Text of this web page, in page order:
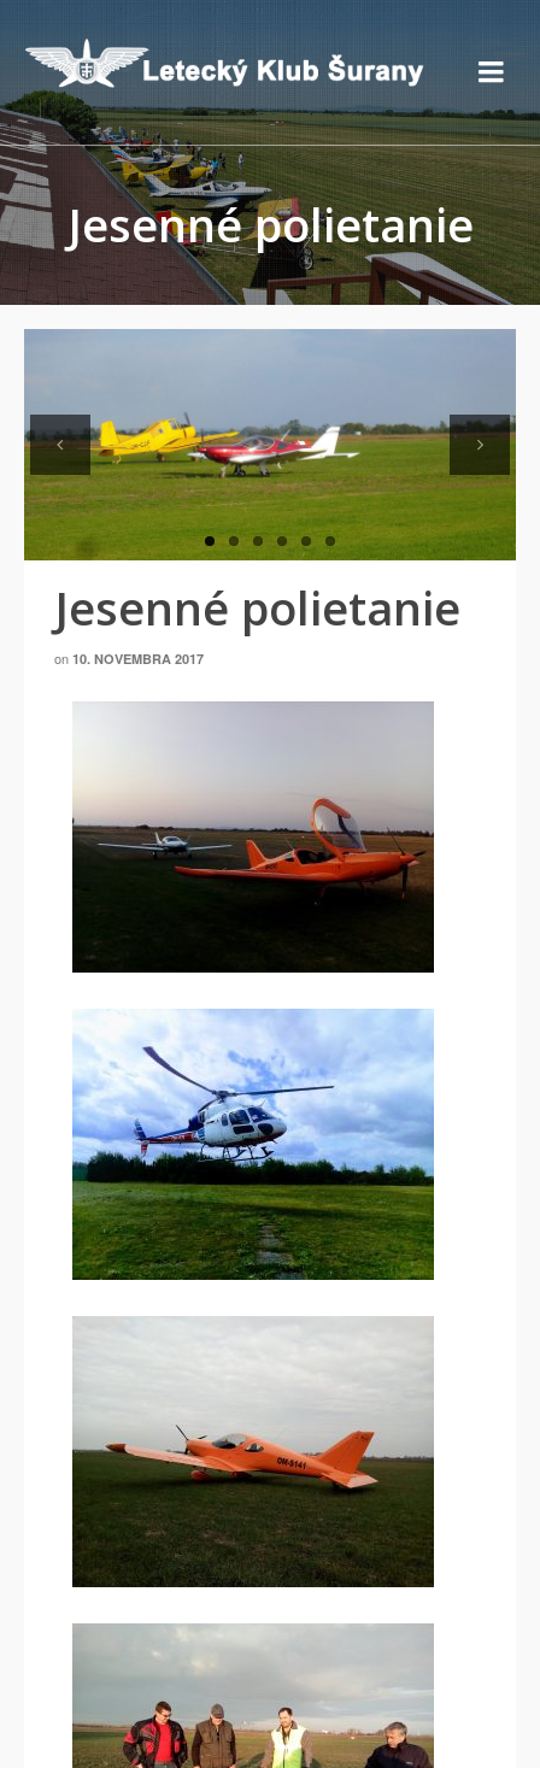
Jesenné polietanie
Previous Next
Jesenné polietanie
on 10. NOVEMBRA 2017